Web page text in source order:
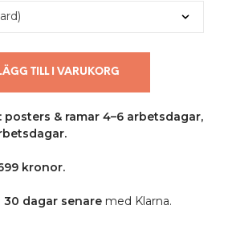
LÄGG TILL I VARUKORG
posters & ramar 4–6 arbetsdagar,
kronor.
dagar senaremed Klarna.